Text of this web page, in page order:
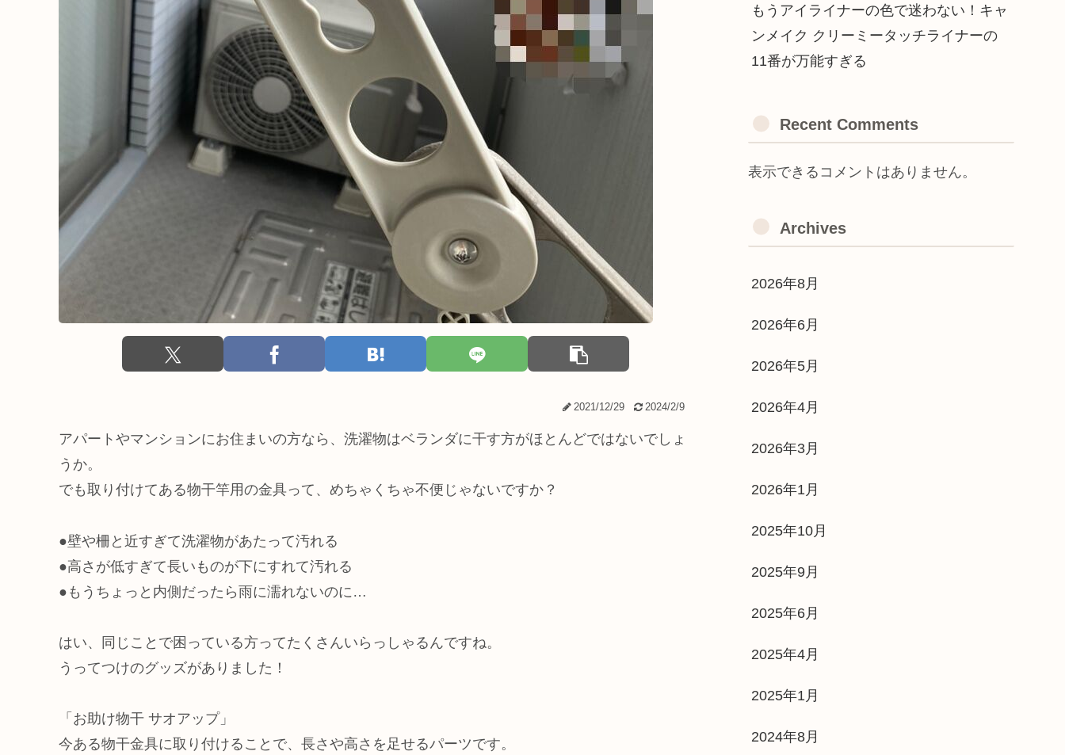
2021/12/29 2024/2/9
アパートやマンションにお住まいの方なら、洗濯物はベランダに干す方がほとんどではないでしょ
うか。
でも取り付けてある物干竿用の金具って、めちゃくちゃ不便じゃないですか？
●壁や柵と近すぎて洗濯物があたって汚れる
●高さが低すぎて長いものが下にすれて汚れる
●もうちょっと内側だったら雨に濡れないのに…
はい、同じことで困っている方ってたくさんいらっしゃるんですね。
うってつけのグッズがありました！
「お助け物干 サオアップ」
今ある物干金具に取り付けることで、長さや高さを足せるパーツです。
もうアイライナーの色で迷わない！キャ
ンメイク クリーミータッチライナーの
11番が万能すぎる
Recent Comments
表示できるコメントはありません。
Archives
2026年8月
2026年6月
2026年5月
2026年4月
2026年3月
2026年1月
2025年10月
2025年9月
2025年6月
2025年4月
2025年1月
2024年8月